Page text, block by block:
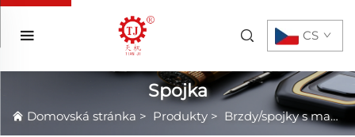
CS
Spojka
Domovská stránka > Produkty > Brzdy/spojky s magnetickým práškem